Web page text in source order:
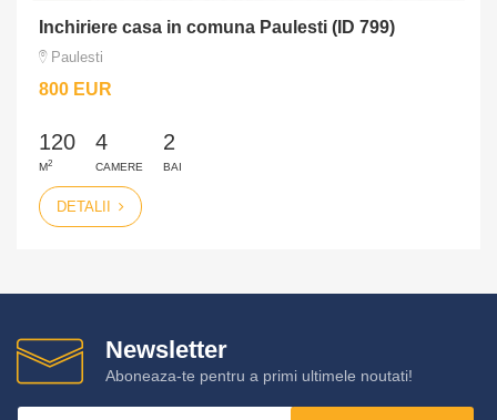
Inchiriere casa in comuna Paulesti (ID 799)
Paulesti
800 EUR
120
M2
4
CAMERE
2
BAI
DETALII
Newsletter
Aboneaza-te pentru a primi ultimele noutati!